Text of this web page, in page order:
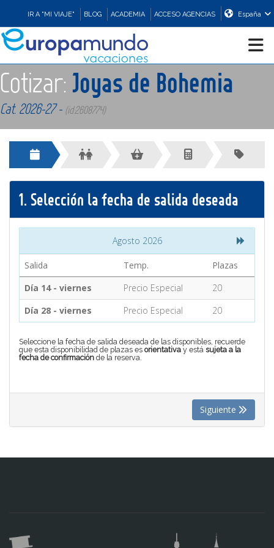
IR A "MI VIAJE" BLOG ACADEMIA ACCESO AGENCIAS España
CRUCEROS
ASIA
ORIENTE
COMPRAR
CONTACTO
MÁS
Cotizar: Joyas de Bohemia
Cat. 2026-27 - (id:2608774)
1. Selección la fecha de salida deseada
Agosto 2026
Salida Temp.
Plazas
Día 14 - viernes
Precio Especial
20
Día 28 - viernes
Precio Especial 20
Seleccione la fecha de salida deseada de las disponibles, recuerde
que esta disponibilidad de plazas es orientativa y está sujeta a la
fecha de confirmación de la reserva.
Siguiente